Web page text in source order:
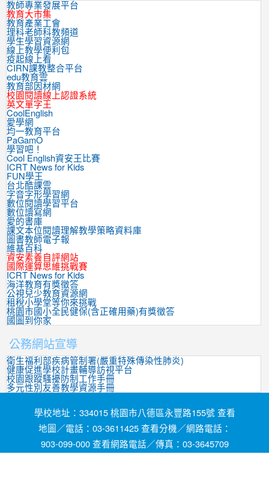
教師專業發展平台
教育大市集
教育產業工會
理科老師科教頻道
學生學習資源網
線上教學便利包
疫起線上看
CIRN課教整合平台
edu教育雲
教育部因材網
校園閱讀線上認證系統
英文單字王
CoolEnglish
愛學網
均一教育平台
PaGamO
學習吧！
Cool English資安王比賽
ICRT News for Kids
FUN學王
台北酷課雲
字音字形學習網
數位閱讀學習平台
數位讀寫網
愛的書庫
課文本位閱讀理解教學策略資料庫
圖書教師電子報
維基百科
資安素養自評網站
國際運算思維挑戰賽
ICRT News for Kids
海洋教育有獎徵答
公視兒少教育資源網
租稅小學堂等你來挑戰
桃園市國小全民健保(含正確用藥)有獎徵答
國圖到你家
公務網站宣導
衛生福利部疾病管制署(嚴重特殊傳染性肺炎)
健康促進學校計畫輔導訪視平台
校園跟蹤騷擾防制工作手冊
多元性別友善教學資源手冊
學校地址：334015 桃園市八德區永豐路155號 查看
地圖／電話：03-3611425 查看分機／網路電話：
903-099-000 查看網路電話／傳真：03-3645709